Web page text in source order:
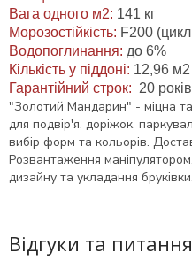
Вага одного м2: 141 кг
Морозостійкість: F200
Водопоглинання: до 6%
Кількість у піддоні: 12,96 м2
Гарантійний строк: 20
"Золотий Мандарин" - міцна
для подвір'я, доріжок,
вибір форм та кольорів.
Розвантаження
дизайну та укладання бруківки.
Відгуки та питання